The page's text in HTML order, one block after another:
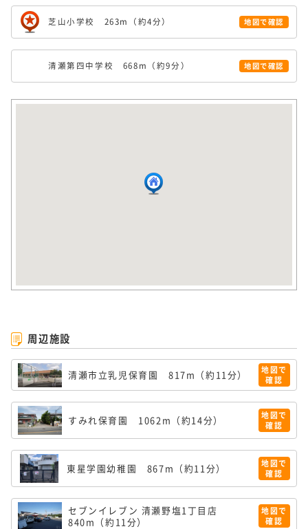
芝山小学校 263m（約4分） 地図で確認
清瀬第四中学校 668m（約9分） 地図で確認
周辺施設
清瀬市立乳児保育園 817m（約11分）
地図で
確認
すみれ保育園 1062m（約14分）
地図で
確認
東星学園幼稚園 867m（約11分）
地図で
確認
セブンイレブン 清瀬野塩1丁目店
840m（約11分）
地図で
確認